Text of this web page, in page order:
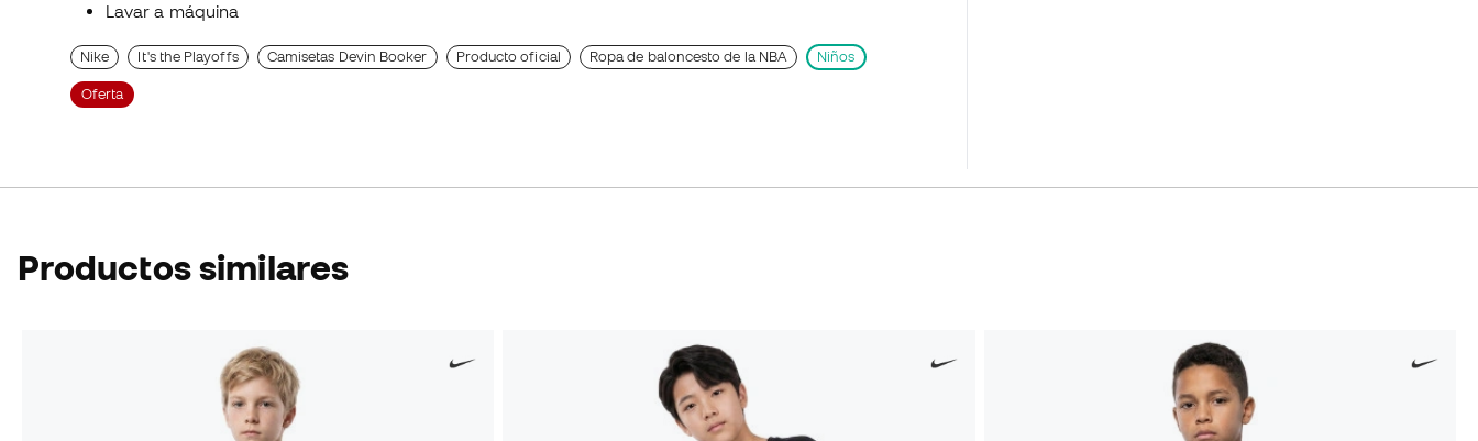
Lavar a máquina
Nike It's the Playoffs Camisetas Devin Booker Producto oficial Ropa de baloncesto de la NBA Niños
Oferta
Productos similares